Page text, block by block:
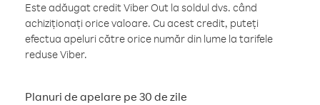
Este adăugat credit Viber Out la soldul dvs. când
achiziționați orice valoare. Cu acest credit, puteți
efectua apeluri către orice număr din lume la tarifele
reduse Viber.
Planuri de apelare pe 30 de zile